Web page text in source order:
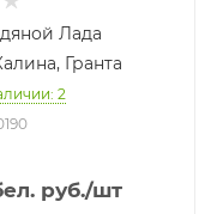
Лада
Гранта
2
руб./шт